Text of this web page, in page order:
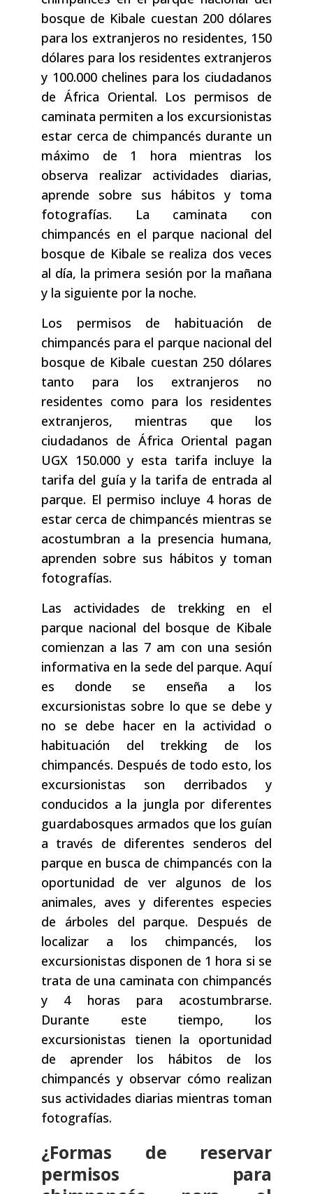
bosque de Kibale cuestan 200 dólares
para los extranjeros no residentes, 150
dólares para los residentes extranjeros
y 100.000 chelines para los ciudadanos
de África Oriental. Los permisos de
caminata permiten a los excursionistas
estar cerca de chimpancés durante un
máximo de 1 hora mientras los
observa realizar actividades diarias,
aprende sobre sus hábitos y toma
fotografías. La caminata con
chimpancés en el parque nacional del
bosque de Kibale se realiza dos veces
al día, la primera sesión por la mañana
y la siguiente por la noche.
Los permisos de habituación de
chimpancés para el parque nacional del
bosque de Kibale cuestan 250 dólares
tanto para los extranjeros no
residentes como para los residentes
extranjeros, mientras que los
ciudadanos de África Oriental pagan
UGX 150.000 y esta tarifa incluye la
tarifa del guía y la tarifa de entrada al
parque. El permiso incluye 4 horas de
estar cerca de chimpancés mientras se
acostumbran a la presencia humana,
aprenden sobre sus hábitos y toman
fotografías.
Las actividades de trekking en el
parque nacional del bosque de Kibale
comienzan a las 7 am con una sesión
informativa en la sede del parque. Aquí
es donde se enseña a los
excursionistas sobre lo que se debe y
no se debe hacer en la actividad o
habituación del trekking de los
chimpancés. Después de todo esto, los
excursionistas son derribados y
conducidos a la jungla por diferentes
guardabosques armados que los guían
a través de diferentes senderos del
parque en busca de chimpancés con la
oportunidad de ver algunos de los
animales, aves y diferentes especies
de árboles del parque. Después de
localizar a los chimpancés, los
excursionistas disponen de 1 hora si se
trata de una caminata con chimpancés
y 4 horas para acostumbrarse.
Durante este tiempo, los
excursionistas tienen la oportunidad
de aprender los hábitos de los
chimpancés y observar cómo realizan
sus actividades diarias mientras toman
fotografías.
¿Formas de reservar
permisos para